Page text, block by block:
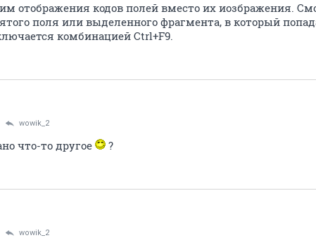
отображения кодов полей вместо их иозбражения.
поля или выделенного фрагмента, в который
комбинацией Ctrl+F9.
wowik_2
что-то другое ?
wowik_2